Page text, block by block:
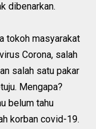
dibenarkan.
tokoh masyarakat
Corona, salah
salah satu pakar
Mengapa?
belum tahu
korban covid-19.